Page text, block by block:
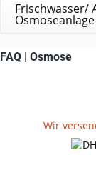
Frischwasser/
Osmoseanlage
FAQ | Osmose
Wir